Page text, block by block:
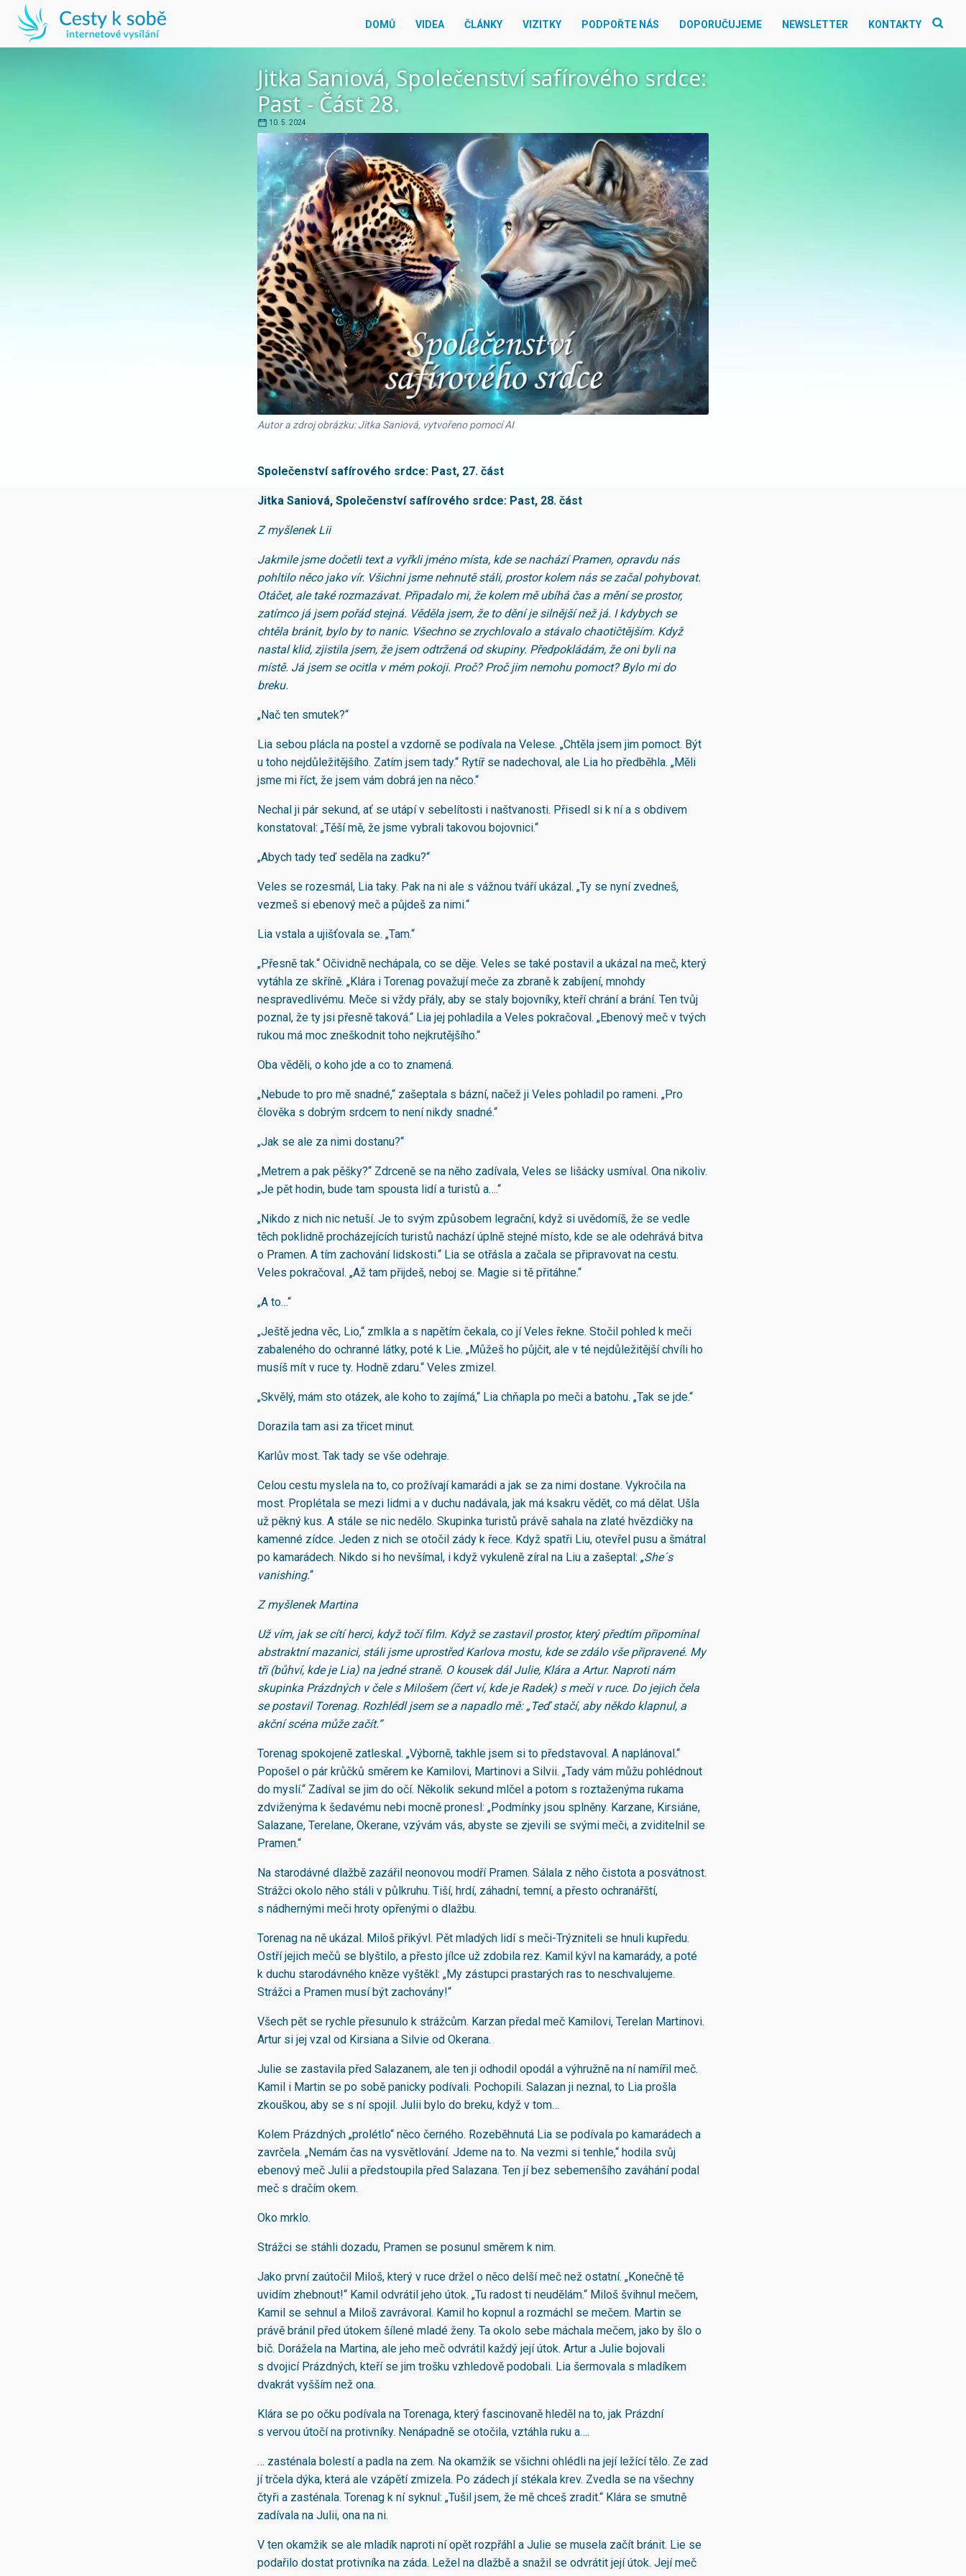
DOMŮ VIDEA ČLÁNKY VIZITKY PODPOŘTE NÁS DOPORUČUJEME NEWSLETTER KONTAKTY
Jitka Saniová, Společenství safírového srdce:
Past - Část 28.
10. 5. 2024
Autor a zdroj obrázku: Jitka Saniová, vytvořeno pomocí AI
Společenství safírového srdce: Past, 27. část
Jitka Saniová, Společenství safírového srdce: Past, 28. část
Z myšlenek Lii
Jakmile jsme dočetli text a vyřkli jméno místa, kde se nachází Pramen, opravdu nás
pohltilo něco jako vír. Všichni jsme nehnutě stáli, prostor kolem nás se začal pohybovat.
Otáčet, ale také rozmazávat. Připadalo mi, že kolem mě ubíhá čas a mění se prostor,
zatímco já jsem pořád stejná. Věděla jsem, že to dění je silnější než já. I kdybych se
chtěla bránit, bylo by to nanic. Všechno se zrychlovalo a stávalo chaotičtějším. Když
nastal klid, zjistila jsem, že jsem odtržená od skupiny. Předpokládám, že oni byli na
místě. Já jsem se ocitla v mém pokoji. Proč? Proč jim nemohu pomoct? Bylo mi do
breku.
„Nač ten smutek?“
Lia sebou plácla na postel a vzdorně se podívala na Velese. „Chtěla jsem jim pomoct. Být
u toho nejdůležitějšího. Zatím jsem tady.“ Rytíř se nadechoval, ale Lia ho předběhla. „Měli
jsme mi říct, že jsem vám dobrá jen na něco.“
Nechal ji pár sekund, ať se utápí v sebelítosti i naštvanosti. Přisedl si k ní a s obdivem
konstatoval: „Těší mě, že jsme vybrali takovou bojovnici.“
„Abych tady teď seděla na zadku?“
Veles se rozesmál, Lia taky. Pak na ni ale s vážnou tváří ukázal. „Ty se nyní zvedneš,
vezmeš si ebenový meč a půjdeš za nimi.“
Lia vstala a ujišťovala se. „Tam.“
„Přesně tak.“ Očividně nechápala, co se děje. Veles se také postavil a ukázal na meč, který
vytáhla ze skříně. „Klára i Torenag považují meče za zbraně k zabíjení, mnohdy
nespravedlivému. Meče si vždy přály, aby se staly bojovníky, kteří chrání a brání. Ten tvůj
poznal, že ty jsi přesně taková.“ Lia jej pohladila a Veles pokračoval. „Ebenový meč v tvých
rukou má moc zneškodnit toho nejkrutějšího.“
Oba věděli, o koho jde a co to znamená.
„Nebude to pro mě snadné,“ zašeptala s bázní, načež ji Veles pohladil po rameni. „Pro
člověka s dobrým srdcem to není nikdy snadné.“
„Jak se ale za nimi dostanu?“
„Metrem a pak pěšky?“ Zdrceně se na něho zadívala, Veles se lišácky usmíval. Ona nikoliv.
„Je pět hodin, bude tam spousta lidí a turistů a….“
„Nikdo z nich nic netuší. Je to svým způsobem legrační, když si uvědomíš, že se vedle
těch poklidně procházejících turistů nachází úplně stejné místo, kde se ale odehrává bitva
o Pramen. A tím zachování lidskosti.“ Lia se otřásla a začala se připravovat na cestu.
Veles pokračoval. „Až tam přijdeš, neboj se. Magie si tě přitáhne.“
„A to…“
„Ještě jedna věc, Lio,“ zmlkla a s napětím čekala, co jí Veles řekne. Stočil pohled k meči
zabaleného do ochranné látky, poté k Lie. „Můžeš ho půjčit, ale v té nejdůležitější chvíli ho
musíš mít v ruce ty. Hodně zdaru.“ Veles zmizel.
„Skvělý, mám sto otázek, ale koho to zajímá,“ Lia chňapla po meči a batohu. „Tak se jde.“
Dorazila tam asi za třicet minut.
Karlův most. Tak tady se vše odehraje.
Celou cestu myslela na to, co prožívají kamarádi a jak se za nimi dostane. Vykročila na
most. Proplétala se mezi lidmi a v duchu nadávala, jak má ksakru vědět, co má dělat. Ušla
už pěkný kus. A stále se nic nedělo. Skupinka turistů právě sahala na zlaté hvězdičky na
kamenné zídce. Jeden z nich se otočil zády k řece. Když spatři Liu, otevřel pusu a šmátral
po kamarádech. Nikdo si ho nevšímal, i když vykuleně zíral na Liu a zašeptal: „She´s
vanishing.“
Z myšlenek Martina
Už vím, jak se cítí herci, když točí film. Když se zastavil prostor, který předtím připomínal
abstraktní mazanici, stáli jsme uprostřed Karlova mostu, kde se zdálo vše připravené. My
tři (bůhví, kde je Lia) na jedné straně. O kousek dál Julie, Klára a Artur. Naproti nám
skupinka Prázdných v čele s Milošem (čert ví, kde je Radek) s meči v ruce. Do jejich čela
se postavil Torenag. Rozhlédl jsem se a napadlo mě: „Teď stačí, aby někdo klapnul, a
akční scéna může začít.“
Torenag spokojeně zatleskal. „Výborně, takhle jsem si to představoval. A naplánoval.“
Popošel o pár krůčků směrem ke Kamilovi, Martinovi a Silvii. „Tady vám můžu pohlédnout
do myslí.“ Zadíval se jim do očí. Několik sekund mlčel a potom s roztaženýma rukama
zdviženýma k šedavému nebi mocně pronesl: „Podmínky jsou splněny. Karzane, Kirsiáne,
Salazane, Terelane, Okerane, vzývám vás, abyste se zjevili se svými meči, a zviditelnil se
Pramen.“
Na starodávné dlažbě zazářil neonovou modří Pramen. Sálala z něho čistota a posvátnost.
Strážci okolo něho stáli v půlkruhu. Tiší, hrdí, záhadní, temní, a přesto ochranářští,
s nádhernými meči hroty opřenými o dlažbu.
Torenag na ně ukázal. Miloš přikývl. Pět mladých lidí s meči-Trýzniteli se hnuli kupředu.
Ostří jejich mečů se blyštilo, a přesto jílce už zdobila rez. Kamil kývl na kamarády, a poté
k duchu starodávného kněze vyštěkl: „My zástupci prastarých ras to neschvalujeme.
Strážci a Pramen musí být zachovány!“
Všech pět se rychle přesunulo k strážcům. Karzan předal meč Kamilovi, Terelan Martinovi.
Artur si jej vzal od Kirsiana a Silvie od Okerana.
Julie se zastavila před Salazanem, ale ten ji odhodil opodál a výhružně na ní namířil meč.
Kamil i Martin se po sobě panicky podívali. Pochopili. Salazan ji neznal, to Lia prošla
zkouškou, aby se s ní spojil. Julii bylo do breku, když v tom…
Kolem Prázdných „prolétlo“ něco černého. Rozeběhnutá Lia se podívala po kamarádech a
zavrčela. „Nemám čas na vysvětlování. Jdeme na to. Na vezmi si tenhle,“ hodila svůj
ebenový meč Julii a předstoupila před Salazana. Ten jí bez sebemenšího zaváhání podal
meč s dračím okem.
Oko mrklo.
Strážci se stáhli dozadu, Pramen se posunul směrem k nim.
Jako první zaútočil Miloš, který v ruce držel o něco delší meč než ostatní. „Konečně tě
uvidím zhebnout!“ Kamil odvrátil jeho útok. „Tu radost ti neudělám.“ Miloš švihnul mečem,
Kamil se sehnul a Miloš zavrávoral. Kamil ho kopnul a rozmáchl se mečem. Martin se
právě bránil před útokem šílené mladé ženy. Ta okolo sebe máchala mečem, jako by šlo o
bič. Dorážela na Martina, ale jeho meč odvrátil každý její útok. Artur a Julie bojovali
s dvojicí Prázdných, kteří se jim trošku vzhledově podobali. Lia šermovala s mladíkem
dvakrát vyšším než ona.
Klára se po očku podívala na Torenaga, který fascinovaně hleděl na to, jak Prázdní
s vervou útočí na protivníky. Nenápadně se otočila, vztáhla ruku a….
… zasténala bolestí a padla na zem. Na okamžik se všichni ohlédli na její ležící tělo. Ze zad
jí trčela dýka, která ale vzápětí zmizela. Po zádech jí stékala krev. Zvedla se na všechny
čtyři a zasténala. Torenag k ní syknul: „Tušil jsem, že mě chceš zradit.“ Klára se smutně
zadívala na Julii, ona na ni.
V ten okamžik se ale mladík naproti ní opět rozpřáhl a Julie se musela začít bránit. Lie se
podařilo dostat protivníka na záda. Ležel na dlažbě a snažil se odvrátit její útok. Její meč